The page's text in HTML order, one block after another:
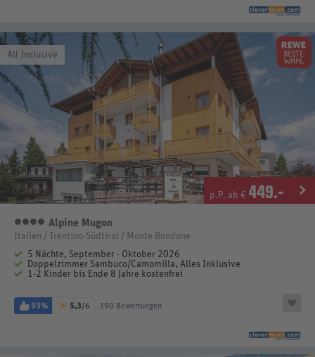
All Inclusive
p.P. ab € 449.-
4 Sterne
Alpine Mugon
Italien / Trentino-Südtirol / Monte Bondone
5 Nächte, September - Oktober 2026
Doppelzimmer Sambuco/Camomilla, Alles Inklusive
1-2 Kinder bis Ende 8 Jahre kostenfrei
93% 5,3/6 390 Bewertungen